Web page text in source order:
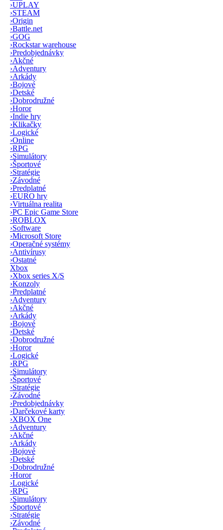
›UPLAY
›STEAM
›Origin
›Battle.net
›GOG
›Rockstar warehouse
›Predobjednávky
›Akčné
›Adventury
›Arkády
›Bojové
›Detské
›Dobrodružné
›Horor
›Indie hry
›Klikačky
›Logické
›Online
›RPG
›Simulátory
›Športové
›Stratégie
›Závodné
›Predplatné
›EURO hry
›Virtuálna realita
›PC Epic Game Store
›ROBLOX
›Software
›Microsoft Store
›Operačné systémy
›Antivírusy
›Ostatné
Xbox
›Xbox series X/S
›Konzoly
›Predplatné
›Adventury
›Akčné
›Arkády
›Bojové
›Detské
›Dobrodružné
›Horor
›Logické
›RPG
›Simulátory
›Športové
›Stratégie
›Závodné
›Predobjednávky
›Darčekové karty
›XBOX One
›Adventury
›Akčné
›Arkády
›Bojové
›Detské
›Dobrodružné
›Horor
›Logické
›RPG
›Simulátory
›Športové
›Stratégie
›Závodné